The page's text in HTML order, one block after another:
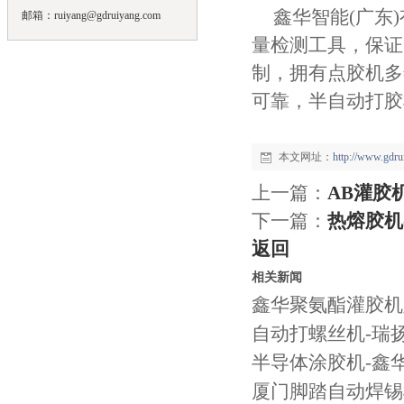
邮箱：ruiyang@gdruiyang.com
鑫华智能(广东
量检测工具，保
制，拥有点胶机
可靠，半自动打
本文网址： http://
上一篇： AB灌胶
下一篇： 热熔胶
返回
相关新闻
鑫华聚氨酯灌胶
自动打螺丝机-瑞
半导体涂胶机-鑫
厦门脚踏自动焊